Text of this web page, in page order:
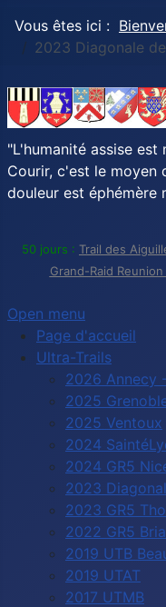
Vous êtes ici :
2023 Diagonale
"L'humanité assise
Courir, c'est le moyen
douleur est éphémère
50 jours : Trail des
Grand-Raid
Open menu
Page d'accueil
Ultra-Trails
2026 Annecy
2025
2025 Ventoux
2024
2024 GR5
2023
2023 GR5
2022 GR5
2019 UTB
2019 UTAT
2017 UTMB